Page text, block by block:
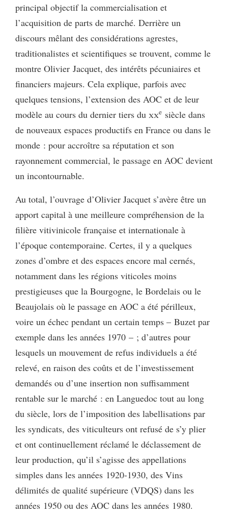
principal objectif la commercialisation et
l’acquisition de parts de marché. Derrière un
discours mêlant des considérations agrestes,
traditionalistes et scientifiques se trouvent, comme le
montre Olivier Jacquet, des intérêts pécuniaires et
financiers majeurs. Cela explique, parfois avec
quelques tensions, l’extension des AOC et de leur
modèle au cours du dernier tiers du xxe siècle dans
de nouveaux espaces productifs en France ou dans le
monde : pour accroître sa réputation et son
rayonnement commercial, le passage en AOC devient
un incontournable.
Au total, l’ouvrage d’Olivier Jacquet s’avère être un
apport capital à une meilleure compréhension de la
filière vitivinicole française et internationale à
l’époque contemporaine. Certes, il y a quelques
zones d’ombre et des espaces encore mal cernés,
notamment dans les régions viticoles moins
prestigieuses que la Bourgogne, le Bordelais ou le
Beaujolais où le passage en AOC a été périlleux,
voire un échec pendant un certain temps – Buzet par
exemple dans les années 1970 – ; d’autres pour
lesquels un mouvement de refus individuels a été
relevé, en raison des coûts et de l’investissement
demandés ou d’une insertion non suffisamment
rentable sur le marché : en Languedoc tout au long
du siècle, lors de l’imposition des labellisations par
les syndicats, des viticulteurs ont refusé de s’y plier
et ont continuellement réclamé le déclassement de
leur production, qu’il s’agisse des appellations
simples dans les années 1920-1930, des Vins
délimités de qualité supérieure (VDQS) dans les
années 1950 ou des AOC dans les années 1980.